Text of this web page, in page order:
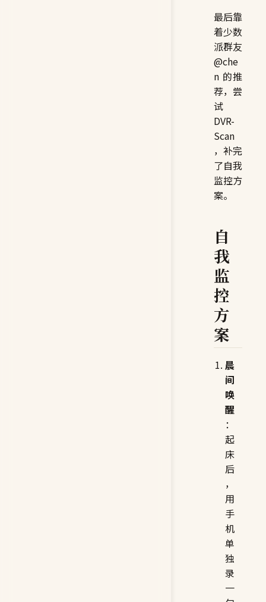
最后靠
着少数
派群友
@che
n 的推
荐，尝
试
DVR-
Scan
，补完
了自我
监控方
案。
自
我
监
控
方
案
晨
间
唤
醒
：
起
床
后
，
用
手
机
单
独
录
一